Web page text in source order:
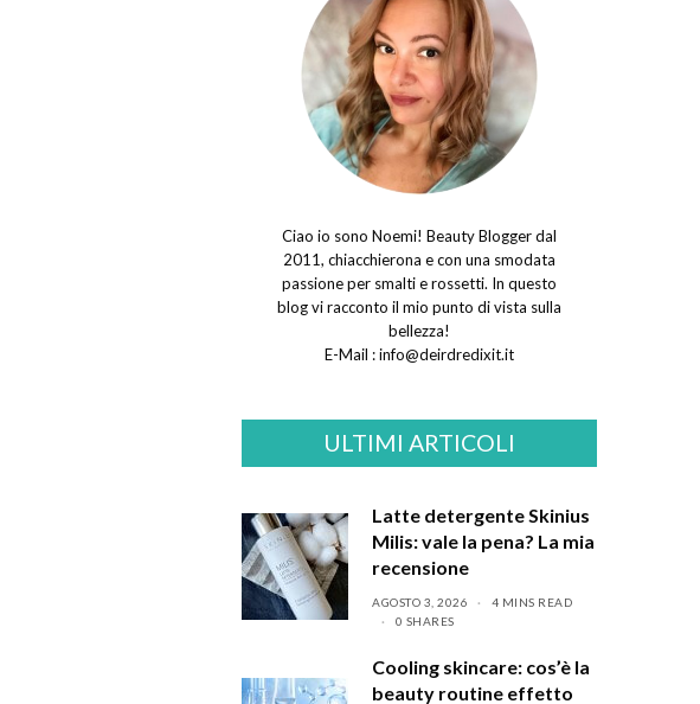
Ciao io sono Noemi! Beauty Blogger dal
2011, chiacchierona e con una smodata
passione per smalti e rossetti. In questo
blog vi racconto il mio punto di vista sulla
bellezza!
E-Mail :info@deirdredixit.it
ULTIMI ARTICOLI
Latte detergente Skinius
Milis: vale la pena? La mia
recensione
AGOSTO 3, 2026
4 MINS READ
0 SHARES
Cooling skincare: cos’è la
beauty routine effetto